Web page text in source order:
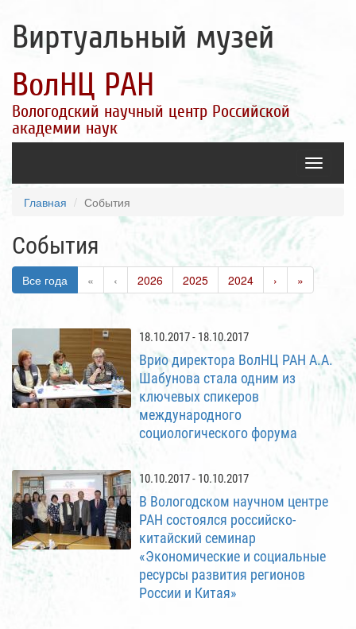
Виртуальный музей
ВолНЦ РАН
Вологодский научный центр Российской
академии наук
Toggle
Главная События
События
Все года « ‹ 2026 2025 2024 › »
18.10.2017 - 18.10.2017
Врио директора ВолНЦ РАН А.А.
Шабунова стала одним из
ключевых спикеров
международного
социологического форума
10.10.2017 - 10.10.2017
В Вологодском научном центре
РАН состоялся российско-
китайский семинар
«Экономические и социальные
ресурсы развития регионов
России и Китая»